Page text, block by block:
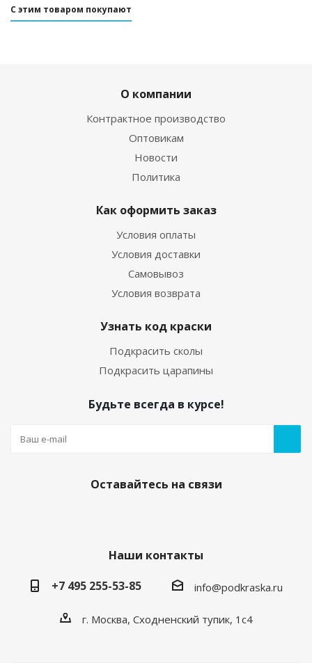
С этим товаром покупают
О компании
Контрактное производство
Оптовикам
Новости
Политика
Как оформить заказ
Условия оплаты
Условия доставки
Самовывоз
Условия возврата
Узнать код краски
Подкрасить сколы
Подкрасить царапины
Будьте всегда в курсе!
Оставайтесь на связи
Наши контакты
+7 495 255-53-85
info@podkraska.ru
г. Москва, Сходненский тупик, 1с4